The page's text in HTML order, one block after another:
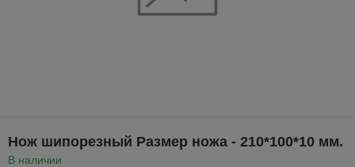
Нож шипорезный Размер ножа - 210*100*10 мм.
В наличии